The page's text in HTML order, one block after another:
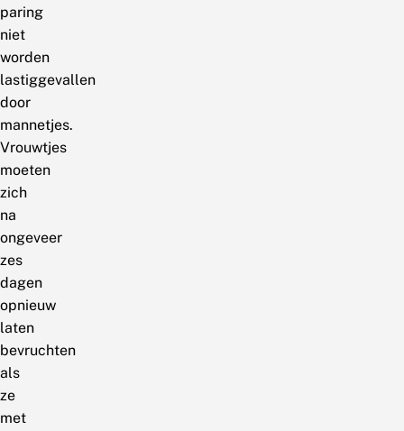
paring
niet
worden
lastiggevallen
door
mannetjes.
Vrouwtjes
moeten
zich
na
ongeveer
zes
dagen
opnieuw
laten
bevruchten
als
ze
met